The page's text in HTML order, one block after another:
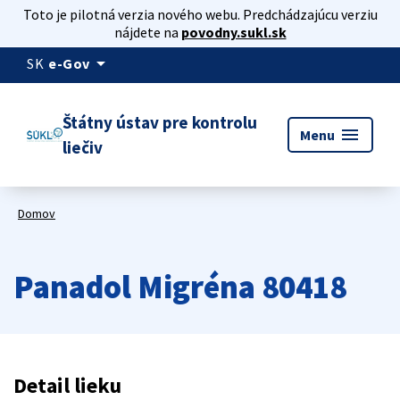
Toto je pilotná verzia nového webu. Predchádzajúcu verziu
nájdete na povodny.sukl.sk
SK e-Gov arrow_drop_down
Štátny ústav pre kontrolu
liečiv
Menu menu
Domov
Panadol Migréna 80418
Detail lieku